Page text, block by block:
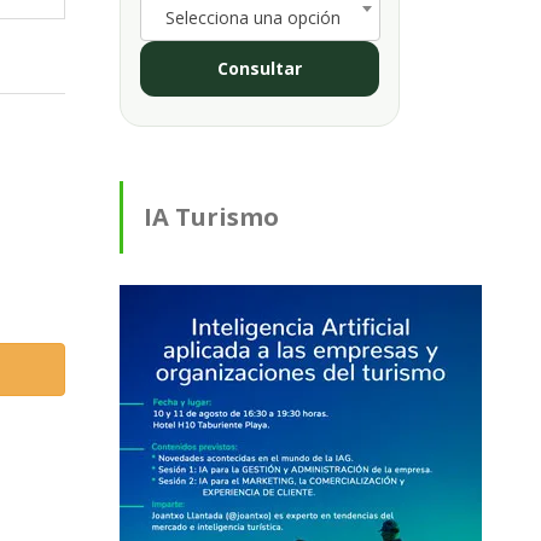
Selecciona una opción
Consultar
IA Turismo